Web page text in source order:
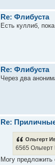
Re: Флибуста
Есть куллиб,
Re: Флибуста
Через два
Re:
Ольгерт
6565
Могу предложить